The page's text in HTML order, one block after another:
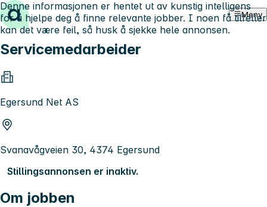
Hopp til innhold Meny
Servicemedarbeider
Egersund Net AS
Svanavågveien 30, 4374 Egersund
Stillingsannonsen er inaktiv.
Om jobben
Denne informasjonen er hentet ut av kunstig intelligens
for å hjelpe deg å finne relevante jobber. I noen få tilfeller
kan det være feil, så husk å sjekke hele annonsen.